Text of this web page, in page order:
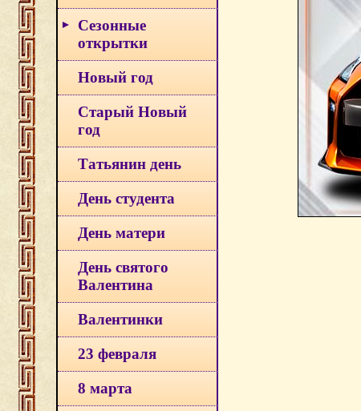
Сезонные
открытки
Новый год
Старый Новый
год
Татьянин день
День студента
День матери
День святого
Валентина
Валентинки
23 февраля
8 марта